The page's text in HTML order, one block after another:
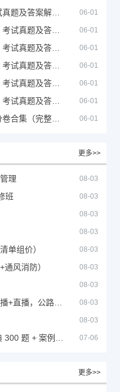
06-01
06-01
06-01
06-01
06-01
06-01
06-01
更多>>
理 08-03
班 08-03
08-03
08-03
单组价） 08-03
风消防） 08-03
08-03
08-03
08-03
07-06
更多>>